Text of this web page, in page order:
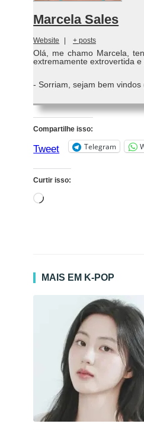
Marcela Sales
Website + posts
Olá, me chamo Marcela,
extremamente extrovertida
- Sorriam, sejam bem vindos
Compartilhe isso:
Tweet Telegram
Curtir isso:
Carregando...
MAIS EM K-POP